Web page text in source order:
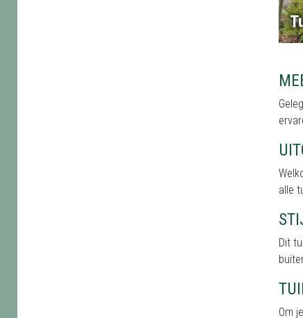
alle
Dit
Om